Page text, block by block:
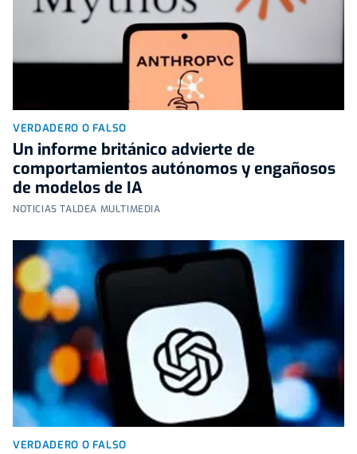
VERDADERO O FALSO
Un informe británico advierte de
comportamientos autónomos y engañosos
de modelos de IA
NOTICIAS TALDEA MULTIMEDIA
VERDADERO O FALSO